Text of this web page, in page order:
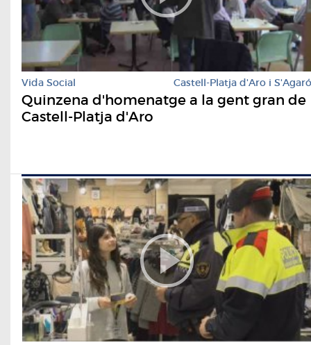
Vida Social Castell-Platja d'Aro i S'Agaró
Quinzena d'homenatge a la gent gran de
Castell-Platja d'Aro